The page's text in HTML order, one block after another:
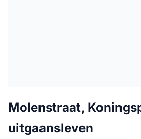
Molenstraat,
uitgaansleven